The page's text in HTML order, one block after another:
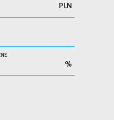
PLN
%